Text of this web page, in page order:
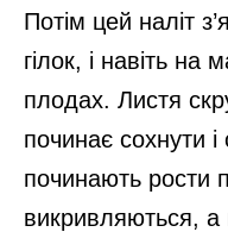
Потім цей наліт
гілок, і навіть на
плодах. Листя
починає сохнути
починають рости
викривляються, а